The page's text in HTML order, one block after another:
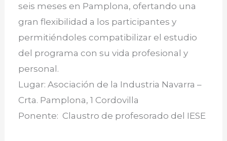
seis meses en Pamplona, ofertando una
gran flexibilidad a los participantes y
permitiéndoles compatibilizar el estudio
del programa con su vida profesional y
personal.
Lugar: Asociación de la Industria Navarra –
Crta. Pamplona, 1 Cordovilla
Ponente: Claustro de profesorado del IESE